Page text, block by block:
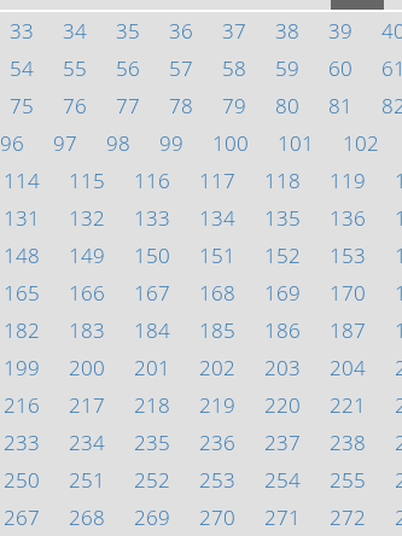
33 34 35 36 37 38 39
54 55 56 57 58 59 60 61
75 76 77 78 79 80 81
96 97 98 99 100 101 102
114 115 116 117 118 119
131 132 133 134 135 136
148 149 150 151 152 153
165 166 167 168 169 170
182 183 184 185 186 187
199 200 201 202 203 204
216 217 218 219 220 221
233 234 235 236 237 238
250 251 252 253 254 255
267 268 269 270 271 272